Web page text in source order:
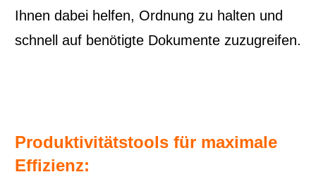
Ihnen dabei helfen, Ordnung zu halten und
schnell auf benötigte Dokumente zuzugreifen.
Produktivitätstools für maximale
Effizienz: